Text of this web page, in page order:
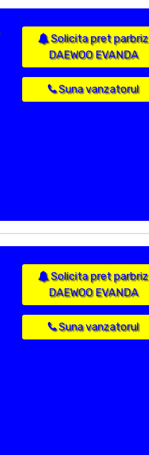
Solicita pret parbriz
DAEWOO EVANDA
Suna vanzatorul
Solicita pret parbriz
DAEWOO EVANDA
Suna vanzatorul